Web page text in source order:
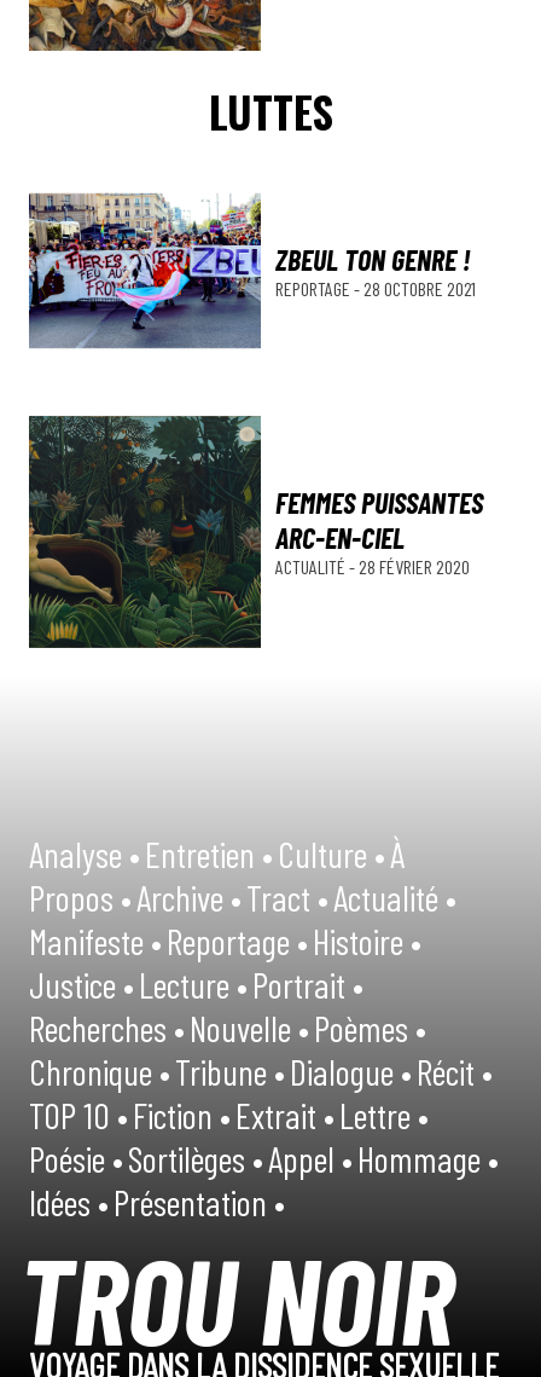
LUTTES
ZBEUL TON GENRE !
REPORTAGE - 28 OCTOBRE 2021
FEMMES PUISSANTES
ARC-EN-CIEL
ACTUALITÉ - 28 FÉVRIER 2020
Analyse •Entretien •Culture •À
Propos •Archive •Tract •Actualité •
Manifeste •Reportage •Histoire •
Justice •Lecture •Portrait •
Recherches •Nouvelle •Poèmes •
Chronique •Tribune •Dialogue •Récit •
TOP 10 •Fiction •Extrait •Lettre •
Poésie •Sortilèges •Appel •Hommage •
Idées •Présentation •
TROU NOIR
VOYAGE DANS LA DISSIDENCE SEXUELLE